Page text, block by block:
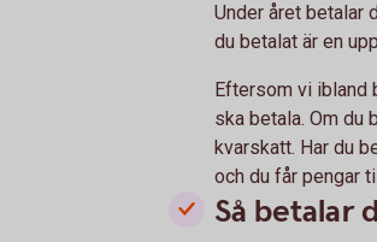
Under året betalar
du betalat är en
Eftersom vi ibland
ska betala. Om du
kvarskatt. Har du
och du får pengar
Så betalar